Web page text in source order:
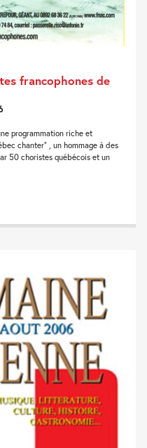
francophones de
programmation riche et
chanter” , un hommage à des
50 choristes québécois et un